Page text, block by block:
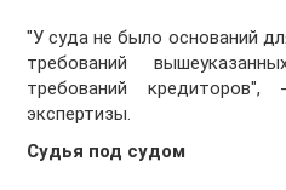
"У суда не было оснований
требований
требований
экспертизы.
Судья под судом